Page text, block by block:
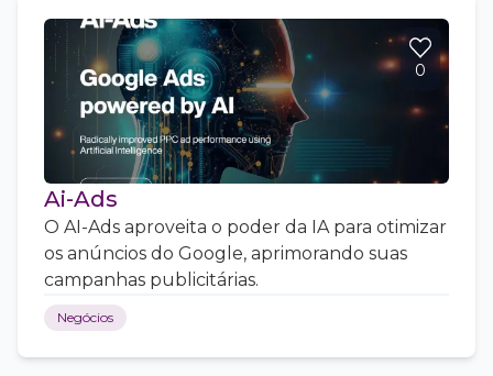
0
Ai-Ads
O AI-Ads aproveita o poder da IA para otimizar
os anúncios do Google, aprimorando suas
campanhas publicitárias.
Negócios